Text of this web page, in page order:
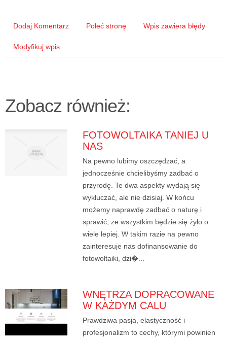
Dodaj Komentarz Poleć stronę Wpis zawiera błędy
Modyfikuj wpis
Zobacz również:
FOTOWOLTAIKA TANIEJ U
NAS
Na pewno lubimy oszczędzać, a
jednocześnie chcielibyśmy zadbać o
przyrodę. Te dwa aspekty wydają się
wykluczać, ale nie dzisiaj. W końcu
możemy naprawdę zadbać o naturę i
sprawić, ze wszystkim będzie się żyło o
wiele lepiej. W takim razie na pewno
zainteresuje nas dofinansowanie do
fotowoltaiki, dzi�...
WNĘTRZA DOPRACOWANE
W KAŻDYM CALU
Prawdziwa pasja, elastyczność i
profesjonalizm to cechy, którymi powinien